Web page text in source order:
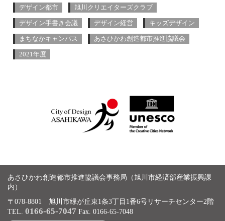
デザイン都市 旭川クリエイターズクラブ
デザイン手書き会議 デザイン経営 キッズデザイン
まちなかキャンパス あさひかわ創造都市推進協議会
2021年度
あさひかわ創造都市推進協議会事務局（旭川市経済部産業振興課
内）
〒078-8801 旭川市緑が丘東1条3丁目1番6号リサーチセンター2階
TEL. 0166-65-7047 Fax. 0166-65-7048